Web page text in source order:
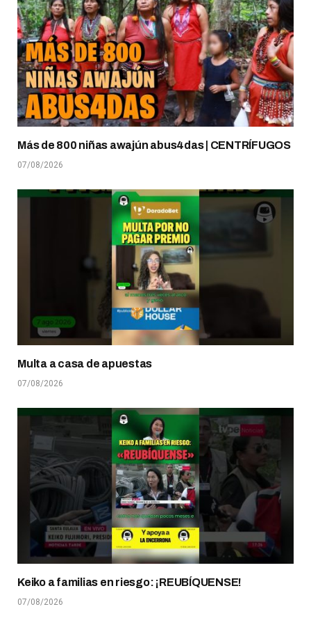
Más de 800 niñas awajún abus4das | CENTRÍFUGOS
07/08/2026
Multa a casa de apuestas
07/08/2026
Keiko a familias en riesgo: ¡REUBÍQUENSE!
07/08/2026